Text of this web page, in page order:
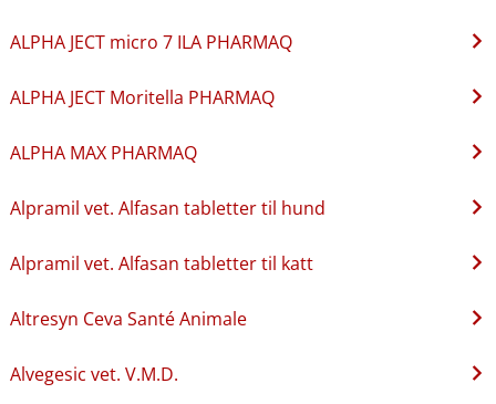
ALPHA JECT micro 7 ILA PHARMAQ
ALPHA JECT Moritella PHARMAQ
ALPHA MAX PHARMAQ
Alpramil vet. Alfasan tabletter til hund
Alpramil vet. Alfasan tabletter til katt
Altresyn Ceva Santé Animale
Alvegesic vet. V.M.D.